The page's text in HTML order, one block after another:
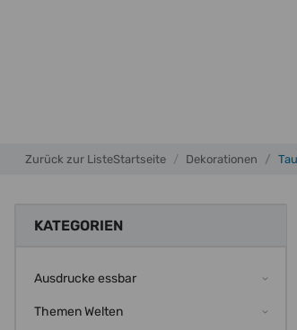
Zurück zur ListeStartseite Dekorationen
KATEGORIEN
Ausdrucke essbar
Themen Welten